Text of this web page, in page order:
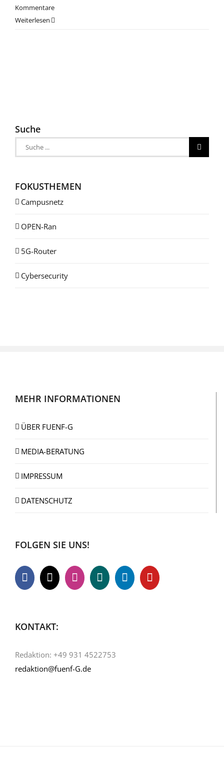
Kommentare
Weiterlesen
Suche
Suche
nach:
FOKUSTHEMEN
Campusnetz
OPEN-Ran
5G-Router
Cybersecurity
MEHR INFORMATIONEN
ÜBER FUENF-G
MEDIA-BERATUNG
IMPRESSUM
DATENSCHUTZ
FOLGEN SIE UNS!
KONTAKT:
Redaktion: +49 931 4522753
redaktion@fuenf-G.de